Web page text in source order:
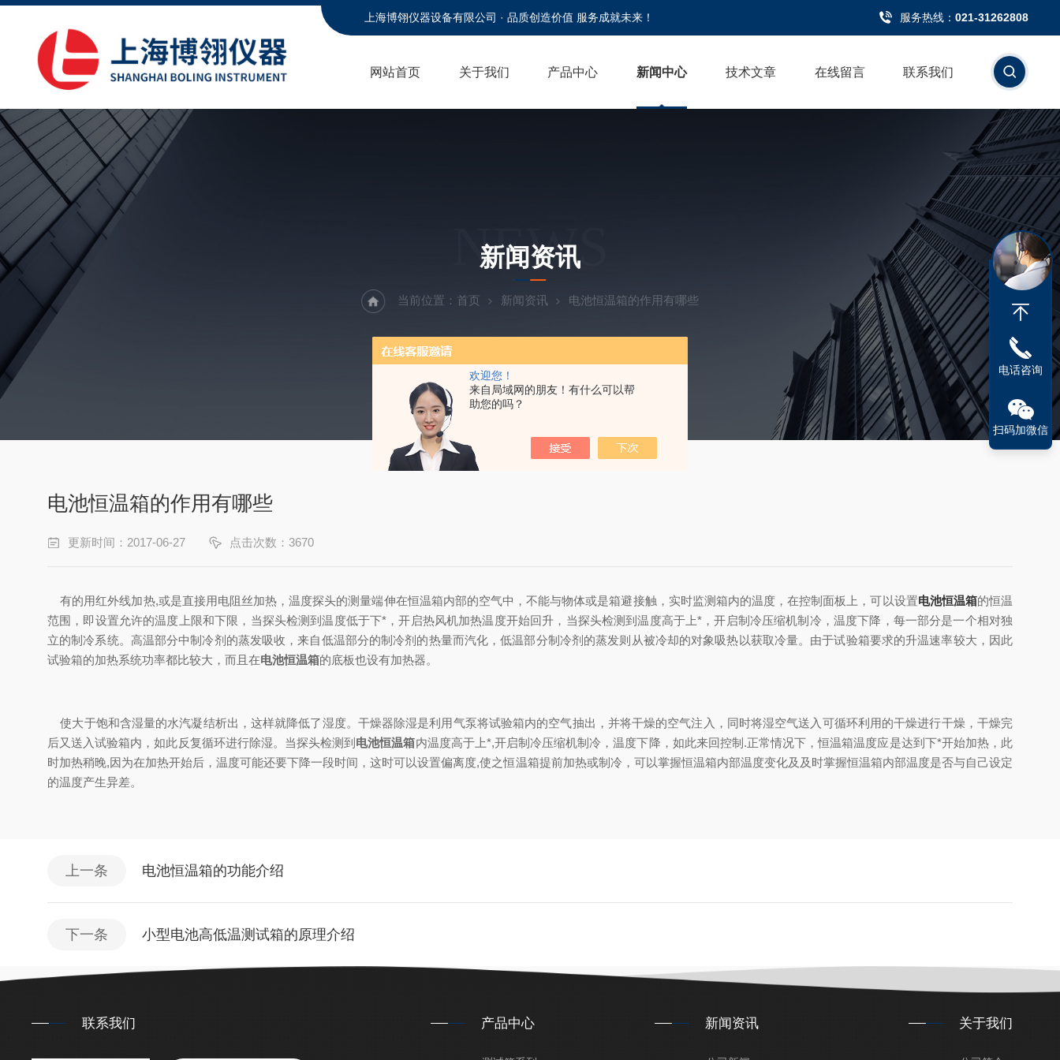
欢迎您！
来自局域网的朋友！有什么可以帮
助您的吗？
上海博翎仪器设备有限公司 · 品质创造价值 服务成就未来！ 服务热线： 021-31262808
网站首页 关于我们 产品中心 新闻中心 技术文章 在线留言 联系我们
NEWS
新闻资讯
当前位置： 首页 新闻资讯 电池恒温箱的作用有哪些
电池恒温箱的作用有哪些
更新时间：2017-06-27 点击次数：3670
有的用红外线加热,或是直接用电阻丝加热，温度探头的测量端伸在恒温箱内部的空气中，不能与物体或是箱避接触，实时监测箱内的温度，在控制面板上，可以设置电池恒温箱的恒温
范围，即设置允许的温度上限和下限，当探头检测到温度低于下*，开启热风机加热温度开始回升，当探头检测到温度高于上*，开启制冷压缩机制冷，温度下降，每一部分是一个相对独
立的制冷系统。高温部分中制冷剂的蒸发吸收，来自低温部分的制冷剂的热量而汽化，低温部分制冷剂的蒸发则从被冷却的对象吸热以获取冷量。由于试验箱要求的升温速率较大，因此
试验箱的加热系统功率都比较大，而且在电池恒温箱的底板也设有加热器。
使大于饱和含湿量的水汽凝结析出，这样就降低了湿度。干燥器除湿是利用气泵将试验箱内的空气抽出，并将干燥的空气注入，同时将湿空气送入可循环利用的干燥进行干燥，干燥完
后又送入试验箱内，如此反复循环进行除湿。当探头检测到 电池恒温箱内温度高于上*,开启制冷压缩机制冷，温度下降，如此来回控制.正常情况下，恒温箱温度应是达到下*开始加热，此
时加热稍晚,因为在加热开始后，温度可能还要下降一段时间，这时可以设置偏离度,使之恒温箱提前加热或制冷，可以掌握恒温箱内部温度变化及及时掌握恒温箱内部温度是否与自己设定
的温度产生异差。
上一条 电池恒温箱的功能介绍
下一条 小型电池高低温测试箱的原理介绍
联系我们 产品中心 新闻资讯 关于我们
电话咨询
扫码加微信